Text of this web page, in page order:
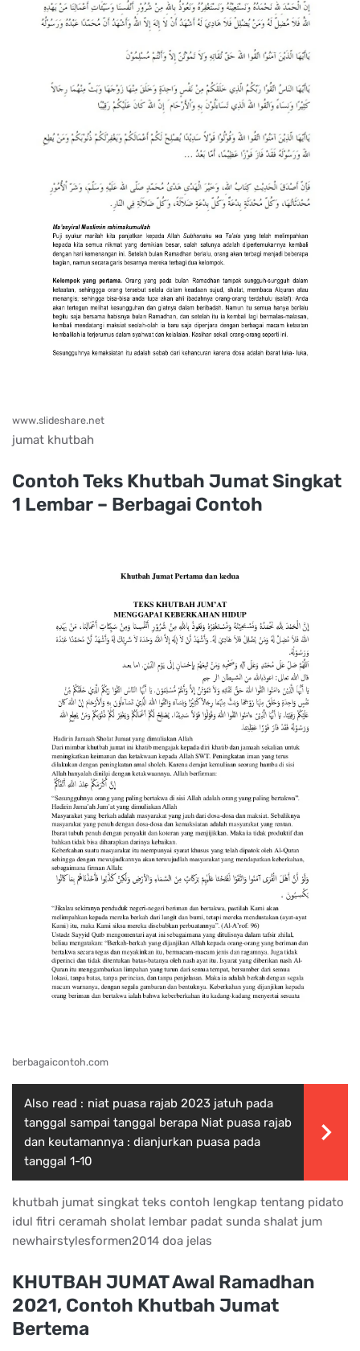
www.slideshare.net
jumat khutbah
Contoh Teks Khutbah Jumat Singkat
1 Lembar – Berbagai Contoh
berbagaicontoh.com
Also read : niat puasa rajab 2023 jatuh pada
tanggal sampai tanggal berapa Niat puasa rajab
dan keutamannya : dianjurkan puasa pada
tanggal 1-10
khutbah jumat singkat teks contoh lengkap tentang pidato
idul fitri ceramah sholat lembar padat sunda shalat jum
newhairstylesformen2014 doa jelas
KHUTBAH JUMAT Awal Ramadhan
2021, Contoh Khutbah Jumat
Bertema